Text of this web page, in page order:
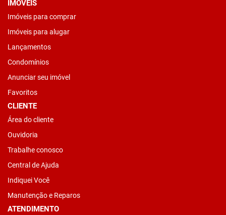
IMÓVEIS
Imóveis para comprar
Imóveis para alugar
Lançamentos
Condomínios
Anunciar seu imóvel
Favoritos
CLIENTE
Área do cliente
Ouvidoria
Trabalhe conosco
Central de Ajuda
Indiquei Você
Manutenção e Reparos
ATENDIMENTO